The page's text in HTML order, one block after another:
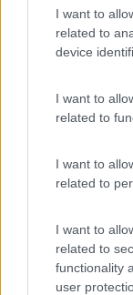
I want to
related to
device
I want to
related to
I want to
related to
I want to
related to
functionality
user